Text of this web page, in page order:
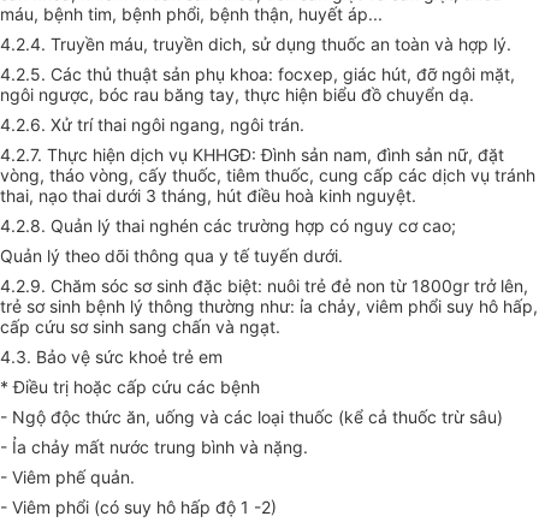
máu, bệnh tim, bệnh phổi, bệnh thận, huyết áp...
4.2.4. Truyền máu, truyền dich, sử dụng thuốc an toàn và hợp lý.
4.2.5. Các thủ thuật sản phụ khoa: focxep, giác hút, đỡ ngôi mặt,
ngôi ngược, bóc rau băng tay, thực hiện biểu đồ chuyển dạ.
4.2.6. Xử trí thai ngôi ngang, ngôi trán.
4.2.7. Thực hiện dịch vụ KHHGĐ: Đình sản nam, đình sản nữ, đặt
vòng, tháo vòng, cấy thuốc, tiêm thuốc, cung cấp các dịch vụ tránh
thai, nạo thai dưới 3 tháng, hút điều hoà kinh nguyệt.
4.2.8. Quản lý thai nghén các trường hợp có nguy cơ cao;
Quản lý theo dõi thông qua y tế tuyến dưới.
4.2.9. Chăm sóc sơ sinh đặc biệt: nuôi trẻ đẻ non từ 1800gr trở lên,
trẻ sơ sinh bệnh lý thông thường như: ỉa chảy, viêm phổi suy hô hấp,
cấp cứu sơ sinh sang chấn và ngạt.
4.3. Bảo vệ sức khoẻ trẻ em
* Điều trị hoặc cấp cứu các bệnh
- Ngộ độc thức ăn, uống và các loại thuốc (kể cả thuốc trừ sâu)
- Ỉa chảy mất nước trung bình và nặng.
- Viêm phế quản.
- Viêm phổi (có suy hô hấp độ 1 -2)